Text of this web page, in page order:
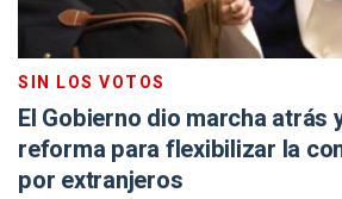
SIN LOS VOTOS
El Gobierno dio marcha atrás
reforma para flexibilizar la
por extranjeros